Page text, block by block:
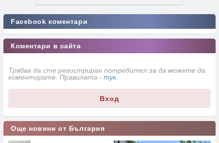
Facebook коментари
Коментари в сайта
Трябва да сте регистриран потребител за да можете да
коментирате. Правилата - тук
Вход
Още новини от България